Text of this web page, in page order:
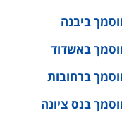
ביבנה
באשדוד
ברחובות
בנס ציונה